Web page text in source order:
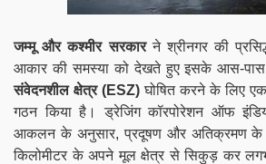
जम्मू और कश्मीर सरकारने श्रीनगर की
आकार की समस्या को देखते हुए इसके आस-
संवेदनशील क्षेत्र (ESZ)घोषित करने के लिए
गठन किया है। ड्रेजिंग कॉरपोरेशन ऑफ
आकलन के अनुसार, प्रदूषण और अतिक्रमण के
किलोमीटर के अपने मूल क्षेत्र से सिकुड़ कर